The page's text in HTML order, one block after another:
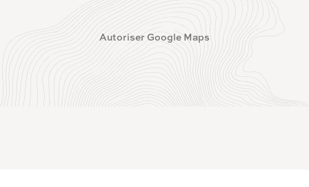
Autoriser Google Maps